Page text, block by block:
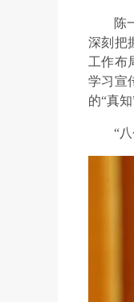
陈
深刻把
工作布
学习宣
的“真
“